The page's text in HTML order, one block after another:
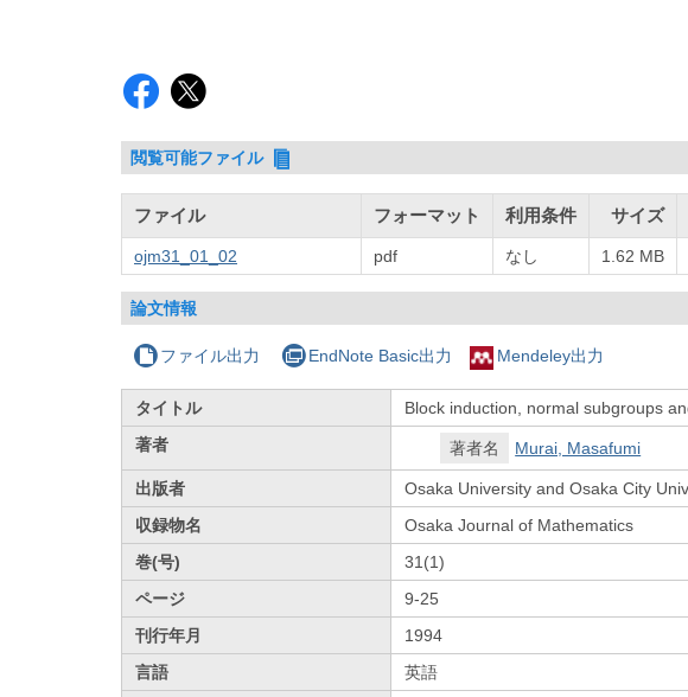
閲覧可能ファイル
ファイル フォーマット 利用条件 サイズ
ojm31_01_02 pdf なし 1.62 MB
論文情報
ファイル出力 EndNote Basic出力 Mendeley出力
タイトル
Block induction, normal subgroups
著者
著者名 Murai, Masafumi
出版者
Osaka University and Osaka City
収録物名
Osaka Journal of Mathematics
巻(号)
31(1)
ページ
9-25
刊行年月
1994
言語
英語